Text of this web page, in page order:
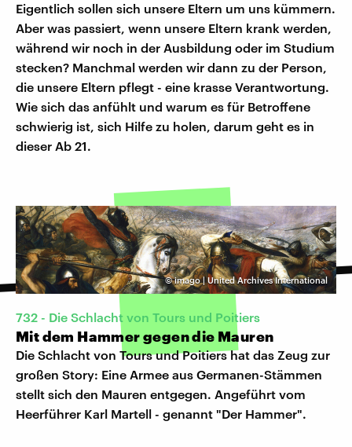
Eigentlich sollen sich unsere Eltern um uns kümmern.
Aber was passiert, wenn unsere Eltern krank werden,
während wir noch in der Ausbildung oder im Studium
stecken? Manchmal werden wir dann zu der Person,
die unsere Eltern pflegt - eine krasse Verantwortung.
Wie sich das anfühlt und warum es für Betroffene
schwierig ist, sich Hilfe zu holen, darum geht es in
dieser Ab 21.
©imago | United Archives International
732 - Die Schlacht von Tours und Poitiers
Mit dem Hammer gegen die Mauren
Die Schlacht von Tours und Poitiers hat das Zeug zur
großen Story: Eine Armee aus Germanen-Stämmen
stellt sich den Mauren entgegen. Angeführt vom
Heerführer Karl Martell - genannt "Der Hammer".